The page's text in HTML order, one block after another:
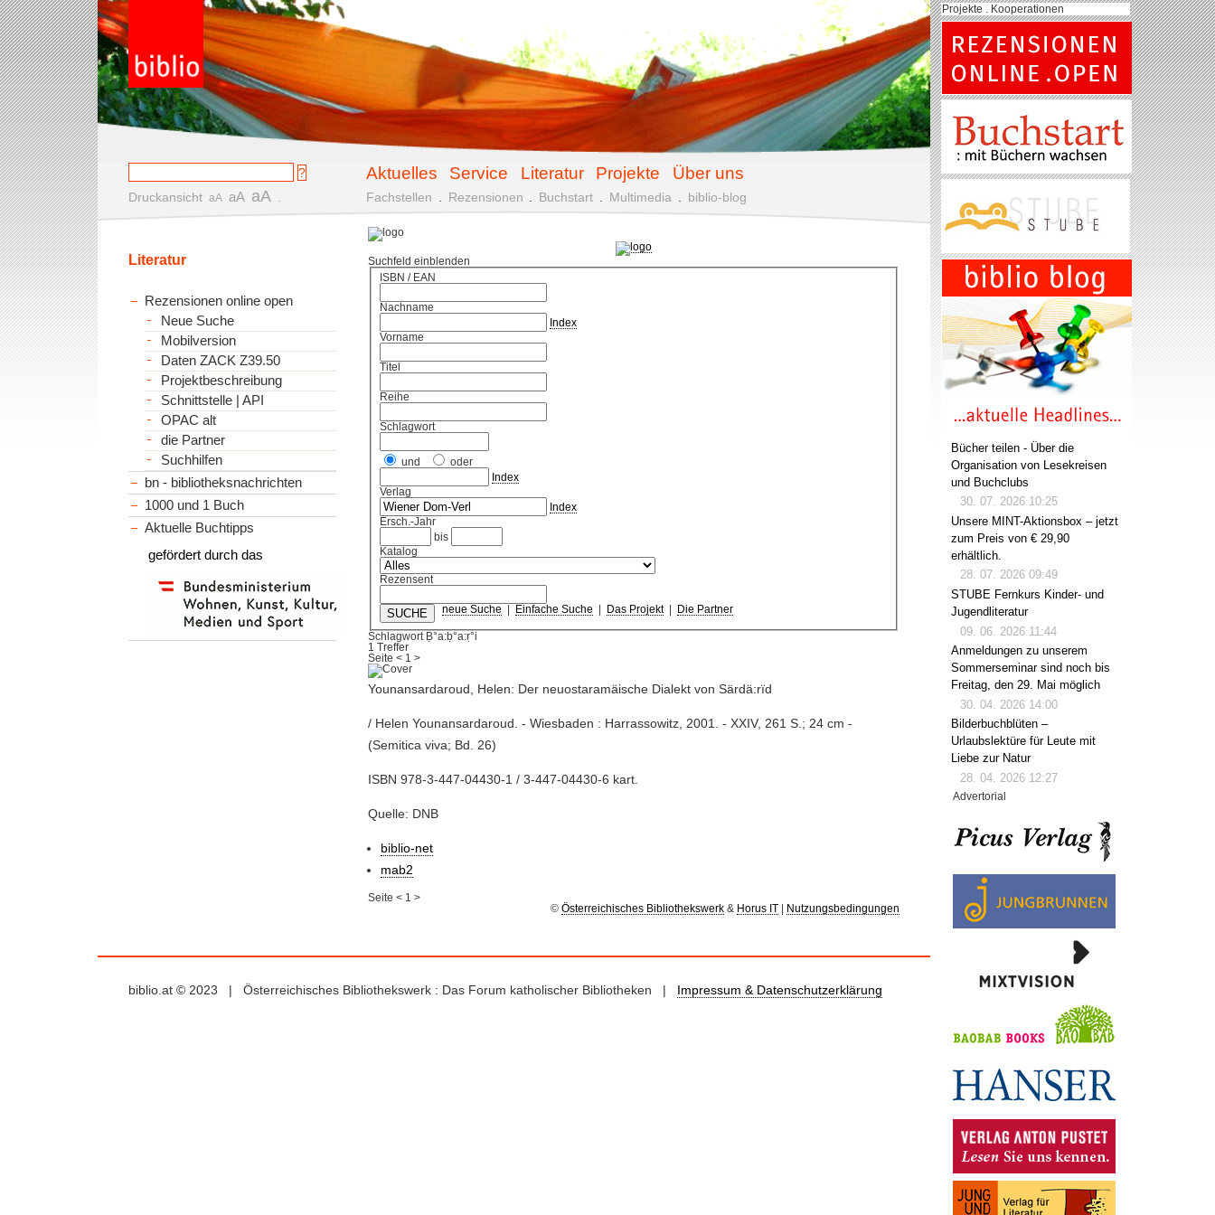
Aktuelles Service Literatur Projekte Über uns
Druckansicht aA aA aA Fachstellen Rezensionen Buchstart Multimedia biblio-blog
Suchfeld einblenden
ISBN / EAN
Nachname
Index
Vorname
Titel
Reihe
Schlagwort
und
oder
Index
Verlag
Index
Ersch.-Jahr
bis
Katalog
Rezensent
neue Suche Einfache Suche Das Projekt| Die Partner
Schlagwort Ḅ°a:ḅ°a:ṛ°i
1 Treffer
Seite< 1 >
Younansardaroud, Helen: Der neuostaramäische Dialekt von Särdä:rïd
/ Helen Younansardaroud. - Wiesbaden : Harrassowitz, 2001. - XXIV, 261 S.; 24 cm -
(Semitica viva; Bd. 26)
ISBN 978-3-447-04430-1 / 3-447-04430-6 kart.
Quelle: DNB
biblio-net
mab2
Seite< 1 >
© Österreichisches Bibliothekswerk& Horus IT Nutzungsbedingungen
Literatur
Rezensionen online open
Neue Suche
Mobilversion
Daten ZACK Z39.50
Projektbeschreibung
Schnittstelle | API
OPAC alt
die Partner
Suchhilfen
bn - bibliotheksnachrichten
1000 und 1 Buch
Aktuelle Buchtipps
gefördert durch das
biblio.at © 2023 | Österreichisches Bibliothekswerk : Das Forum katholischer Bibliotheken | Impressum & Datenschutzerklärung
Projekte . Kooperationen
Bücher teilen - Über die
Organisation von Lesekreisen
und Buchclubs
30. 07. 2026 10:25
Unsere MINT-Aktionsbox – jetzt
zum Preis von € 29,90
erhältlich.
28. 07. 2026 09:49
STUBE Fernkurs Kinder- und
Jugendliteratur
09. 06. 2026 11:44
Anmeldungen zu unserem
Sommerseminar sind noch bis
Freitag, den 29. Mai möglich
30. 04. 2026 14:00
Bilderbuchblüten –
Urlaubslektüre für Leute mit
Liebe zur Natur
28. 04. 2026 12:27
Advertorial